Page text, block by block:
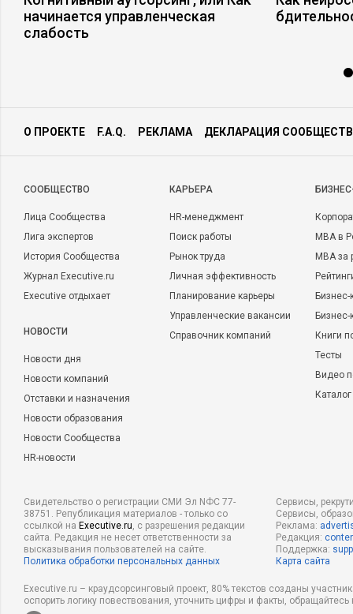
начинается управленческая
слабость
О ПРОЕКТЕ F.A.Q. РЕКЛАМА ДЕКЛАРАЦИЯ
CООБЩЕСТВО
Лица Сообщества
Лига экспертов
История Сообщества
Журнал Executive.ru
Executive отдыхает
НОВОСТИ
Новости дня
Новости компаний
Отставки и назначения
Новости образования
Новости Сообщества
HR-новости
КАРЬЕРА
HR-менеджмент
Поиск работы
Рынок труда
Личная эффективность
Планирование карьеры
Управленческие вакансии
Справочник компаний
MBA в
MBA
Бизнес-
Книги
Тесты
Видео
Свидетельство о регистрации СМИ Эл NФС 77-
38751. Републикация материалов - только со
ссылкой на Executive.ru, с разрешения редакции
сайта. Редакция не несет ответственности за
высказывания пользователей на сайте.
Политика обработки персональных данных
Сервисы,
Сервисы,
Реклама:
Редакция:
Поддержка:
Карта сайта
Executive.ru – краудсорсинговый проект, 80% текстов созданы
оспорить логику повествования, уточнить цифры и факты,